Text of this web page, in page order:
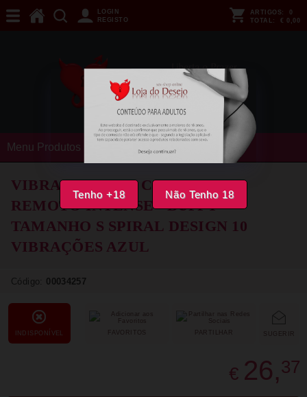
Tenho +18 Não Tenho 18
LOGIN
REGISTO
ARTIGOS:
0
TOTAL: € 0,00
Menu Produtos
VIBRADOR COM CONTROLO
REMOTO INTENSE - BUFFY
TAMANHO S SPIRAL DESIGN 10
VIBRAÇÕES AZUL
Código: 00034257
INDISPONÍVEL SUGERIR
FAVORITOS
€ 26,37